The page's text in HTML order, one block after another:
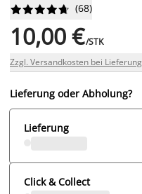





 (68)
10,00 €/STK
Zzgl. Versandkosten bei Lieferung
Lieferung oder Abholung?
Lieferung
Click & Collect